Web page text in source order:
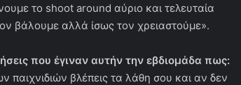
το shoot around αύριο και τελευταία
βάλουμε αλλά ίσως τον χρειαστούμε».
που έγιναν αυτήν την εβδιομάδα πως:
βλέπεις τα λάθη σου και αν δεν